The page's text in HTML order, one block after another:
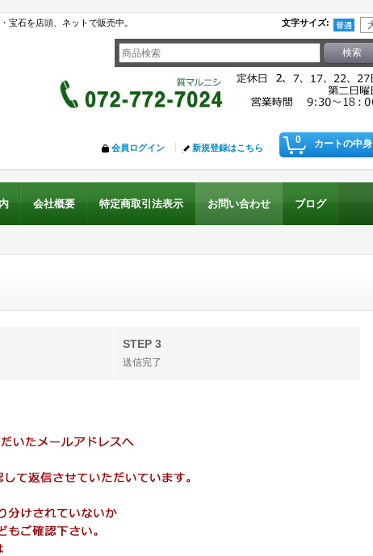
宝石を店頭、ネットで販売中。 文字サイズ:
0 カートの中身
会員ログイン 新規登録はこちら
会社概要 特定商取引法表示 お問い合わせ ブログ
STEP 3
送信完了